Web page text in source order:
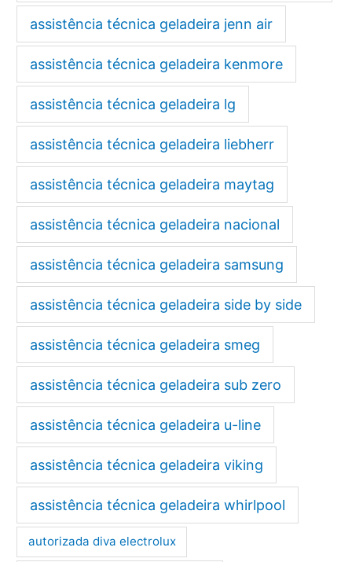
assistência técnica geladeira jenn air
assistência técnica geladeira kenmore
assistência técnica geladeira lg
assistência técnica geladeira liebherr
assistência técnica geladeira maytag
assistência técnica geladeira nacional
assistência técnica geladeira samsung
assistência técnica geladeira side by side
assistência técnica geladeira smeg
assistência técnica geladeira sub zero
assistência técnica geladeira u-line
assistência técnica geladeira viking
assistência técnica geladeira whirlpool
autorizada diva electrolux